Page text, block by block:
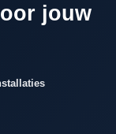
jouw